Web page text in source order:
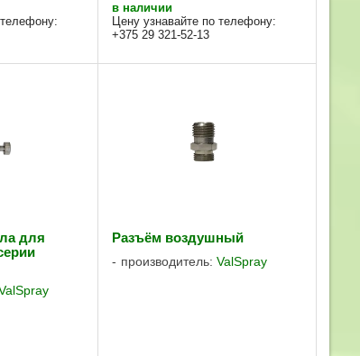
Стандартное давление: LVLP
Рабочее давление: 2 бара ...
в наличии
Цену узнавайте по телефону:
+375 29 321-52-13
для
Разъём воздушный
производитель: ValSpray